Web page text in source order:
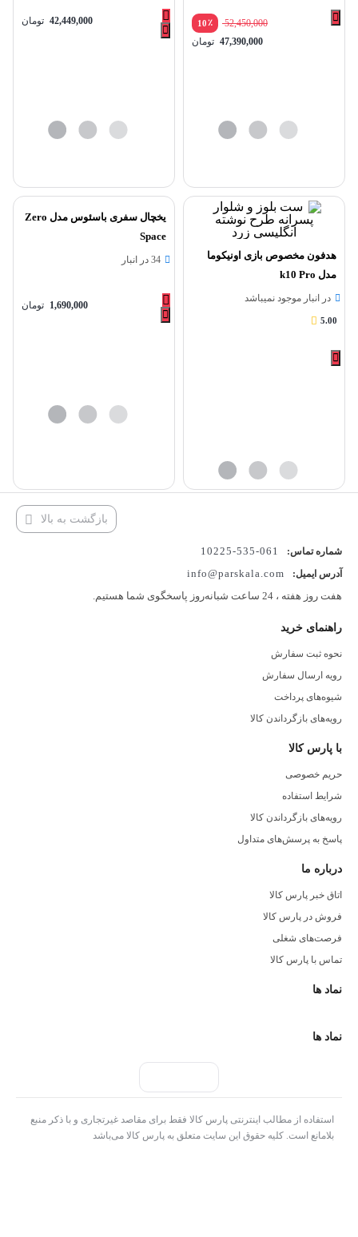
٪10
52,450,000
47,390,000 تومان
42,449,000 تومان
هدفون مخصوص بازی اونیکوما
مدل k10 Pro
در انبار موجود نمیباشد
5.00
یخچال سفری باسئوس مدل Zero
Space
34 در انبار
1,690,000 تومان
بازگشت به بالا
شماره تماس: 061-535-10225
آدرس ایمیل:
info@parskala.com
هفت روز هفته ، 24 ساعت شبانه‌روز پاسخگوی شما هستیم.
راهنمای خرید
نحوه ثبت سفارش
رویه ارسال سفارش
شیوه‌های پرداخت
رویه‌های بازگرداندن کالا
با پارس کالا
حریم خصوصی
شرایط استفاده
رویه‌های بازگرداندن کالا
پاسخ به پرسش‌های متداول
درباره ما
اتاق خبر پارس کالا
فروش در پارس کالا
فرصت‌های شغلی
تماس با پارس کالا
نماد ها
نماد ها
استفاده از مطالب اینترنتی پارس کالا فقط برای مقاصد غیرتجاری و با ذکر منبع
بلامانع است. کلیه حقوق این سایت متعلق به پارس کالا می‌باشد